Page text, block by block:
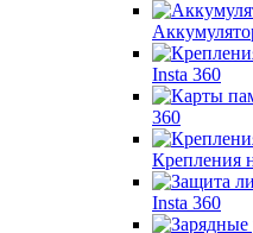
Insta 360
360
Крепления
Insta 360